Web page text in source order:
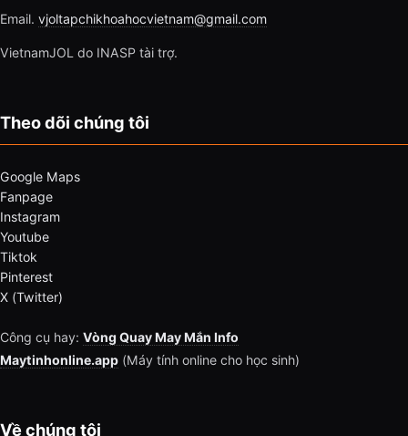
Email. vjoltapchikhoahocvietnam@gmail.com
VietnamJOL do INASP tài trợ.
Theo dõi chúng tôi
Google Maps
Fanpage
Instagram
Youtube
Tiktok
Pinterest
X (Twitter)
Công cụ hay: Vòng Quay May Mắn Info
Maytinhonline.app (Máy tính online cho học sinh)
Về chúng tôi